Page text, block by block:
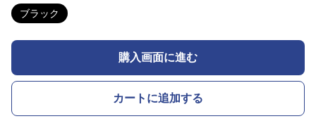
ブラック
購入画面に進む
カートに追加する